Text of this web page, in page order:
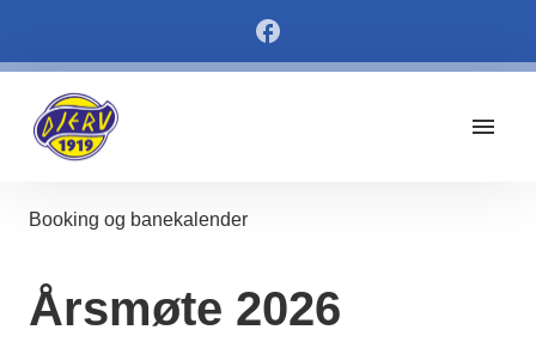
Booking og banekalender
Årsmøte 2026